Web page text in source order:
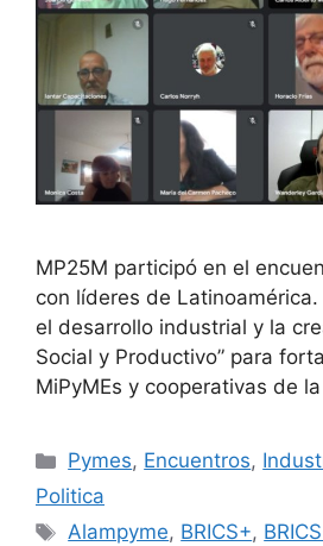
MP25M participó en el
con líderes de
el desarrollo industrial y la
Social y Productivo” para
MiPyMEs y cooperativas de
Pymes, Encuentros,
Politica
Alampyme, BRICS+,